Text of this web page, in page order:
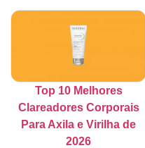
Top 10 Melhores
Clareadores Corporais
Para Axila e Virilha de
2026